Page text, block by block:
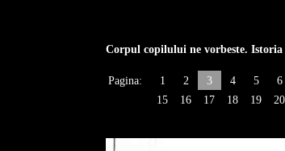
Corpul copilului ne vorbeste.
Pagina: 1 2 3 4 5 6
15
16 17 18 19 20